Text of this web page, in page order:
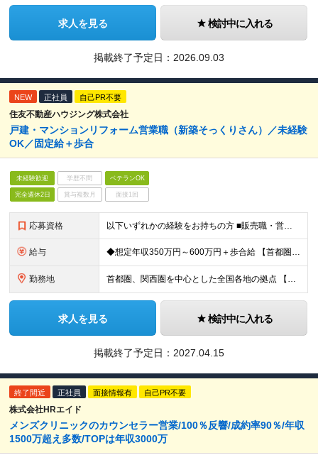
求人を見る 検討中に入れる
掲載終了予定日： 2026.09.03
NEW 正社員 自己PR不要
住友不動産ハウジング株式会社
戸建・マンションリフォーム営業職（新築そっくりさん）／未経験
OK／固定給＋歩合
未経験歓迎 学歴不問 ベテランOK
完全週休2日 賞与複数月 面接1回
応募資格 以下いずれかの経験をお持ちの方 ■販売職・営業職での顧客への提案経験をお持ちの方 ■建築関連の知識をお持ちの方
給与 ◆想定年収350万円～600万円＋歩合給 【首都圏・東海・関西】 月給29.2万円～ （固定給25万円＋定額歩合給4万2千円、固定残業手当月約57時間分9万2700円含む） 【その他】 月給27.
勤務地 首都圏、関西圏を中心とした全国各地の拠点 【首都圏・東海・関西】 東京、千葉、埼玉、神奈川、茨城、愛知、三重、岐阜、静岡、大阪、京都、奈良、滋賀、兵庫 【その他】 栃木、群馬、北海道、宮城、新潟、
求人を見る 検討中に入れる
掲載終了予定日： 2027.04.15
終了間近 正社員 面接情報有 自己PR不要
株式会社HRエイド
メンズクリニックのカウンセラー営業/100％反響/成約率90％/年収
1500万超え多数/TOPは年収3000万